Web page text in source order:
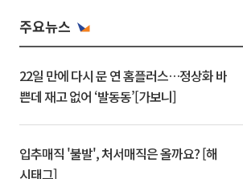
주요뉴스
22일 만에 다시 문 연 홈플러스…정상화 바
쁜데 재고 없어 ‘발동동’[가보니]
입추매직 '불발', 처서매직은 올까요? [해
시태그]